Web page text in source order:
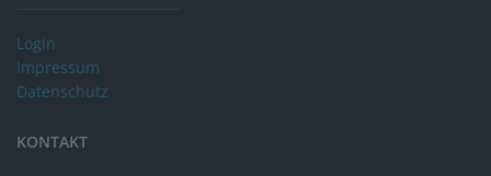
Login
Impressum
Datenschutz
KONTAKT